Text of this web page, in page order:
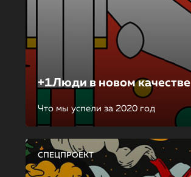
+1Люди в новом качестве
Что мы успели за 2020 год
СПЕЦПРОЕКТ